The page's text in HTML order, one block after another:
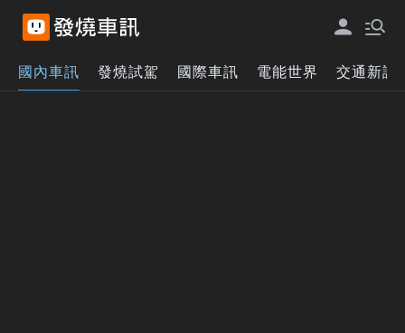
國內車訊 發燒試駕 國際車訊 電能世界 交通新訊